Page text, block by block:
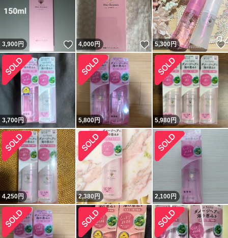
3,900円 いいね！
4,000円 いいね！
5,300円
3,700円 5,800円 5,980円
4,250円 2,380円 2,100円